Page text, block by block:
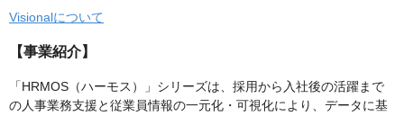
Visionalについて
【事業紹介】
「HRMOS（ハーモス）」シリーズは、採用から入社後の活躍まで
の人事業務支援と従業員情報の一元化・可視化により、データに基